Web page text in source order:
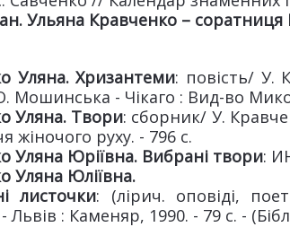
Ульяна Кравченко – соратниця
Уляна. Хризантеми: повість/ У.
Мошинська - Чікаго : Вид-во
Уляна. Твори: сборник/ У.
жіночого руху. - 796 с.
Уляна Юріївна. Вибрані твори:
Уляна Юліївна.
листочки: (лірич. оповіді,
: Каменяр, 1990. - 79 с. -